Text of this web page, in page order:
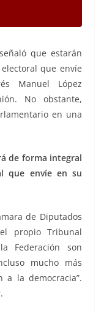
que estarán
que envíe
Manuel López
No obstante,
en una
de forma integral
que envíe en su
de Diputados
propio Tribunal
Federación son
mucho más
la democracia”.